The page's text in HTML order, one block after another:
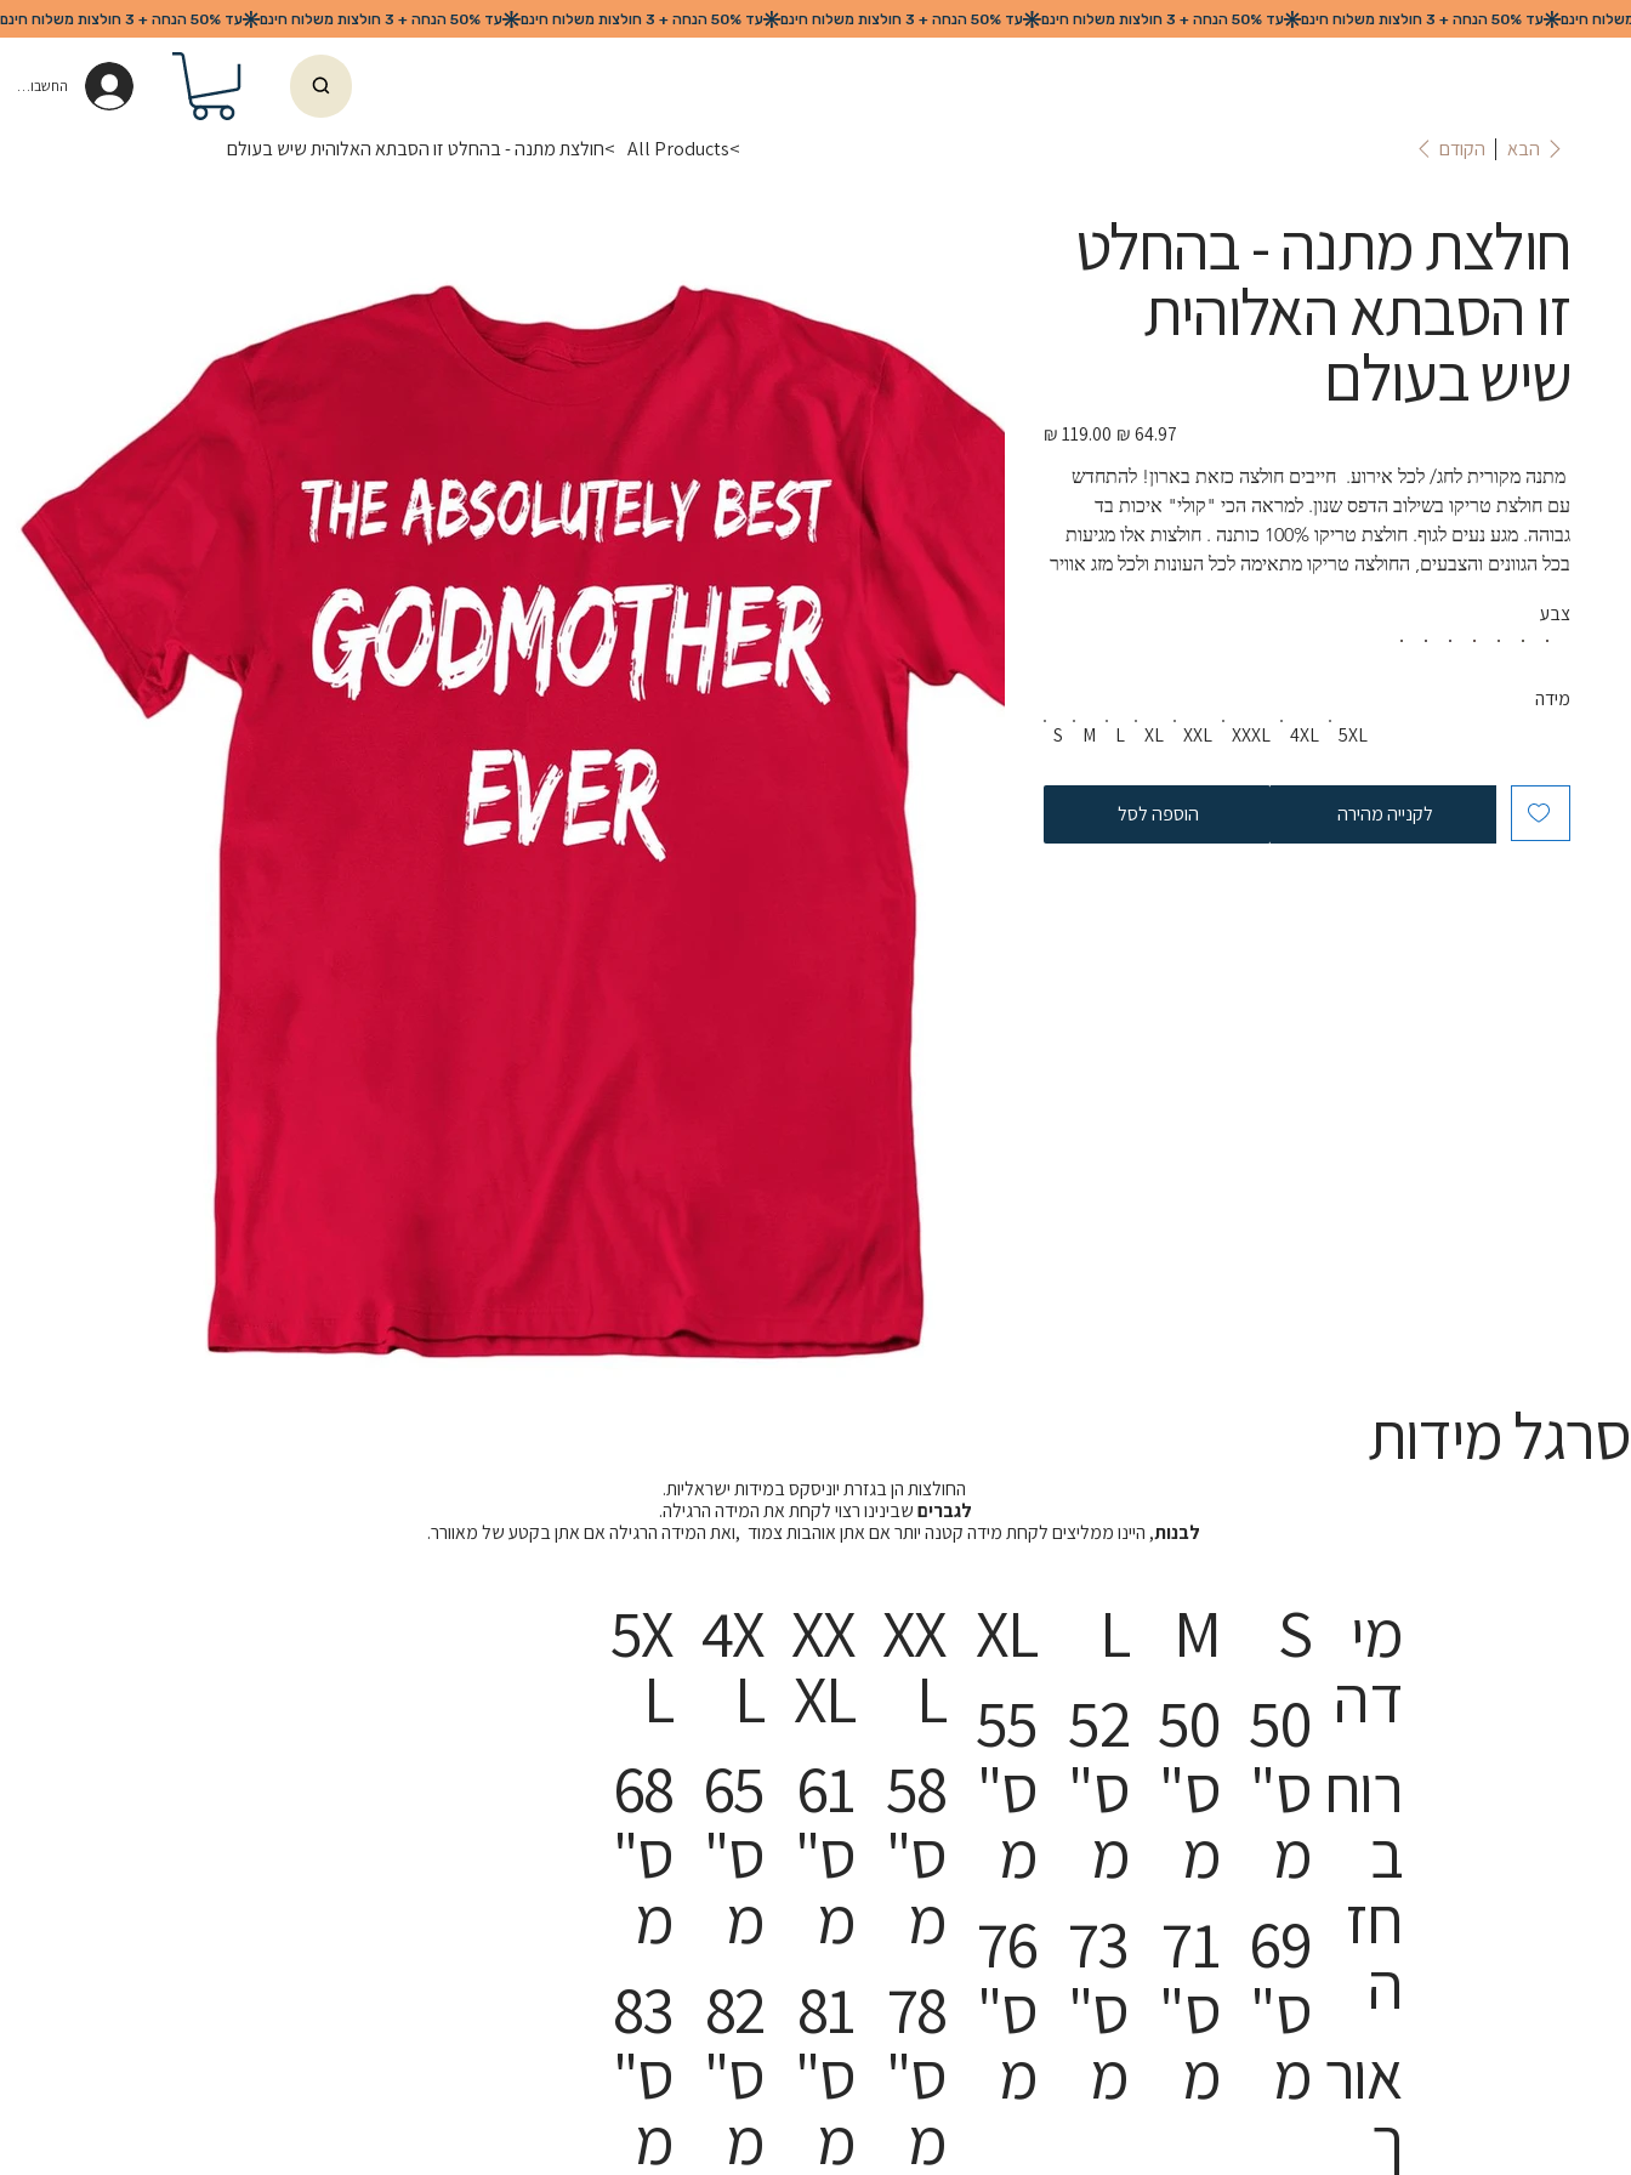
החשבון שלי
>
All Products
>חולצת מתנה - בהחלט זו הסבתא האלוהית שיש בעולם הקודם הבא
חולצת מתנה - בהחלט
זו הסבתא האלוהית
שיש בעולם
מחיר
מקורי
מחיר
מבצע
מתנה מקורית לחג/ לכל אירוע.  חייבים חולצה כזאת בארון! להתחדש
עם חולצת טריקו בשילוב הדפס שנון. למראה הכי "קולי" איכות בד
גבוהה. מגע נעים לגוף. חולצת טריקו 100% כותנה . חולצות אלו מגיעות
בכל הגוונים והצבעים, החולצה טריקו מתאימה לכל העונות ולכל מזג אוויר
צבע
S M L XL XXL XXXL 4XL 5XL
מידה
הוספה לסל לקנייה מהירה
סרגל מידות
החולצות הן בגזרת יוניסקס במידות ישראליות.
לגבריםשבינינו רצוי לקחת את המידה הרגילה.
לבנות, היינו ממליצים לקחת מידה קטנה יותר אם אתן אוהבות צמוד ,ואת המידה הרגילה אם אתן בקטע של מאוורר.
5X
L
68
ס"
מ
83
ס"
מ
4X
L
65
ס"
מ
82
ס"
מ
XX
XL
61
ס"
מ
81
ס"
מ
XX
L
58
ס"
מ
78
ס"
מ
XL
55
ס"
מ
76
ס"
מ
L
52
ס"
מ
73
ס"
מ
M
50
ס"
מ
71
ס"
מ
S
50
ס"
מ
69
ס"
מ
מי
דה
רוח
ב
חז
ה
אור
ך